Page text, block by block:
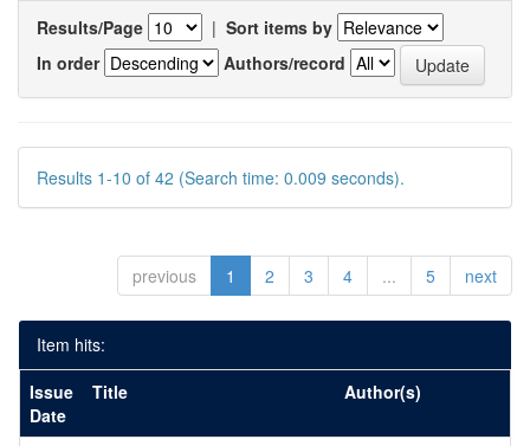
Results/Page | Sort items by
In order
Authors/record
Results 1-10 of 42 (Search time: 0.009 seconds).
previous 1 2 3 4 ... 5 next
Item hits:
Issue
Date
Title Author(s)